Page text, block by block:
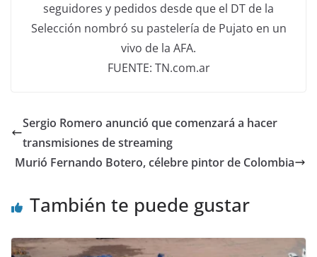
seguidores y pedidos desde que el DT de la
Selección nombró su pastelería de Pujato en un
vivo de la AFA.
FUENTE: TN.com.ar
Sergio Romero anunció que comenzará a hacer
transmisiones de streaming
Murió Fernando Botero, célebre pintor de Colombia
También te puede gustar